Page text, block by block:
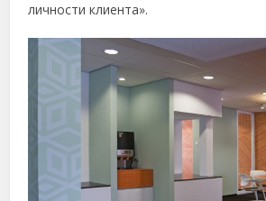
личности клиента».